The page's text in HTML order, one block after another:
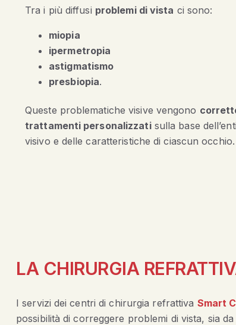
Tra i più diffusi problemi di vista ci sono:
miopia
ipermetropia
astigmatismo
presbiopia.
Queste problematiche visive vengono
trattamenti personalizzatisulla base
visivo e delle caratteristiche di ciascun occhio.
LA CHIRURGIA
I servizi dei centri di chirurgia refrattiva Smart
possibilità di correggere problemi di vista, sia